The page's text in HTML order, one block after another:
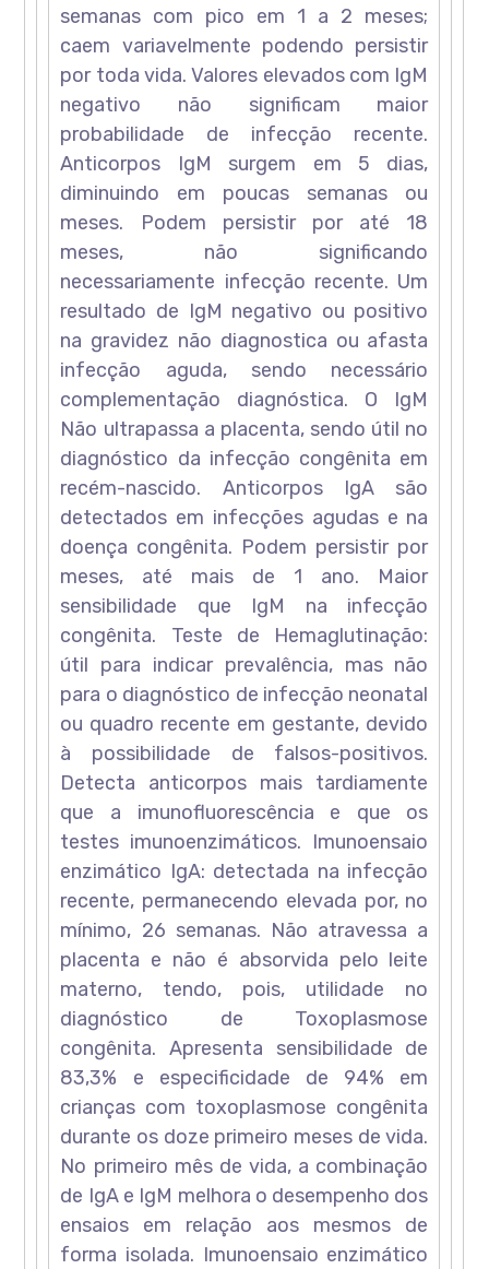
semanas com pico em 1 a 2 meses;
caem variavelmente podendo persistir
por toda vida. Valores elevados com IgM
negativo não significam maior
probabilidade de infecção recente.
Anticorpos IgM surgem em 5 dias,
diminuindo em poucas semanas ou
meses. Podem persistir por até 18
meses, não significando
necessariamente infecção recente. Um
resultado de IgM negativo ou positivo
na gravidez não diagnostica ou afasta
infecção aguda, sendo necessário
complementação diagnóstica. O IgM
Não ultrapassa a placenta, sendo útil no
diagnóstico da infecção congênita em
recém-nascido. Anticorpos IgA são
detectados em infecções agudas e na
doença congênita. Podem persistir por
meses, até mais de 1 ano. Maior
sensibilidade que IgM na infecção
congênita. Teste de Hemaglutinação:
útil para indicar prevalência, mas não
para o diagnóstico de infecção neonatal
ou quadro recente em gestante, devido
à possibilidade de falsos-positivos.
Detecta anticorpos mais tardiamente
que a imunofluorescência e que os
testes imunoenzimáticos. Imunoensaio
enzimático IgA: detectada na infecção
recente, permanecendo elevada por, no
mínimo, 26 semanas. Não atravessa a
placenta e não é absorvida pelo leite
materno, tendo, pois, utilidade no
diagnóstico de Toxoplasmose
congênita. Apresenta sensibilidade de
83,3% e especificidade de 94% em
crianças com toxoplasmose congênita
durante os doze primeiro meses de vida.
No primeiro mês de vida, a combinação
de IgA e IgM melhora o desempenho dos
ensaios em relação aos mesmos de
forma isolada. Imunoensaio enzimático